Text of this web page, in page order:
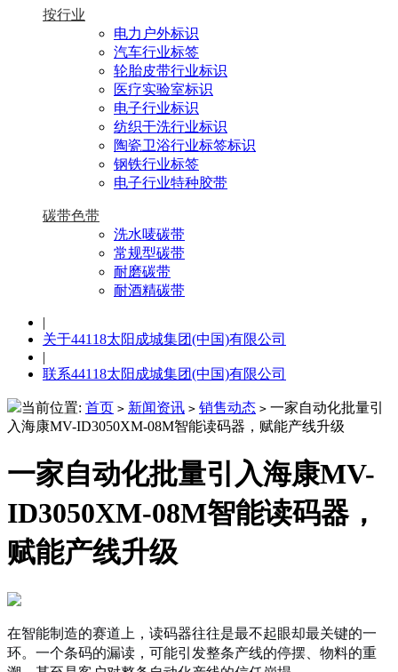
按行业
电力户外标识
汽车行业标签
轮胎皮带行业标识
医疗实验室标识
电子行业标识
纺织干洗行业标识
陶瓷卫浴行业标签标识
钢铁行业标签
电子行业特种胶带
碳带色带
洗水唛碳带
常规型碳带
耐磨碳带
耐酒精碳带
|
关于44118太阳成城集团(中国)有限公司
|
联系44118太阳成城集团(中国)有限公司
当前位置: 首页 > 新闻资讯 > 销售动态 > 一家自动化批量引
入海康MV-ID3050XM-08M智能读码器，赋能产线升级
一家自动化批量引入海康MV-
ID3050XM-08M智能读码器，
赋能产线升级
在智能制造的赛道上，读码器往往是最不起眼却最关键的一
环。一个条码的漏读，可能引发整条产线的停摆、物料的重